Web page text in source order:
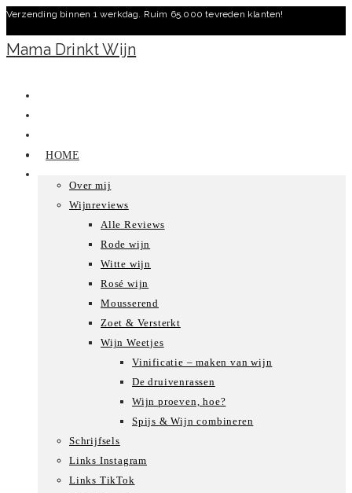
Ga
naar
inhoud
Verzending binnen 1 werkdag. Ruim 65.000 tevreden klanten!
Mama Drinkt Wijn
HOME
Over mij
Wijnreviews
Alle Reviews
Rode wijn
Witte wijn
Rosé wijn
Mousserend
Zoet & Versterkt
Wijn Weetjes
Vinificatie – maken van wijn
De druivenrassen
Wijn proeven, hoe?
Spijs & Wijn combineren
Schrijfsels
Links Instagram
Links TikTok